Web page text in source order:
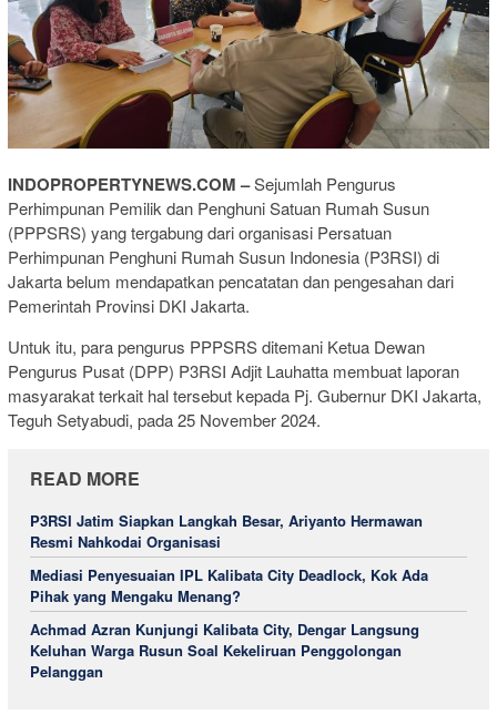
INDOPROPERTYNEWS.COM –Sejumlah Pengurus
Perhimpunan Pemilik dan Penghuni Satuan Rumah Susun
(PPPSRS) yang tergabung dari organisasi Persatuan
Perhimpunan Penghuni Rumah Susun Indonesia (P3RSI) di
Jakarta belum mendapatkan pencatatan dan pengesahan dari
Pemerintah Provinsi DKI Jakarta.
Untuk itu, para pengurus PPPSRS ditemani Ketua Dewan
Pengurus Pusat (DPP) P3RSI Adjit Lauhatta membuat laporan
masyarakat terkait hal tersebut kepada Pj. Gubernur DKI Jakarta,
Teguh Setyabudi, pada 25 November 2024.
READ MORE
P3RSI Jatim Siapkan Langkah Besar, Ariyanto Hermawan
Resmi Nahkodai Organisasi
Mediasi Penyesuaian IPL Kalibata City Deadlock, Kok Ada
Pihak yang Mengaku Menang?
Achmad Azran Kunjungi Kalibata City, Dengar Langsung
Keluhan Warga Rusun Soal Kekeliruan Penggolongan
Pelanggan